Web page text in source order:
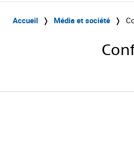
Accueil ❭ Média et société ❭